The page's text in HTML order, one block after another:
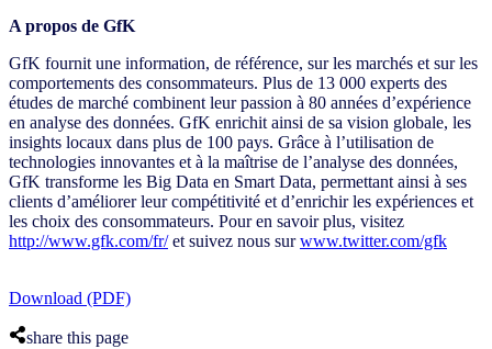
A propos de GfK
GfK fournit une information, de référence, sur les marchés et sur les
comportements des consommateurs. Plus de 13 000 experts des
études de marché combinent leur passion à 80 années d’expérience
en analyse des données. GfK enrichit ainsi de sa vision globale, les
insights locaux dans plus de 100 pays. Grâce à l’utilisation de
technologies innovantes et à la maîtrise de l’analyse des données,
GfK transforme les Big Data en Smart Data, permettant ainsi à ses
clients d’améliorer leur compétitivité et d’enrichir les expériences et
les choix des consommateurs. Pour en savoir plus, visitez
http://www.gfk.com/fr/et suivez nous surwww.twitter.com/gfk
Download (PDF)
share this page